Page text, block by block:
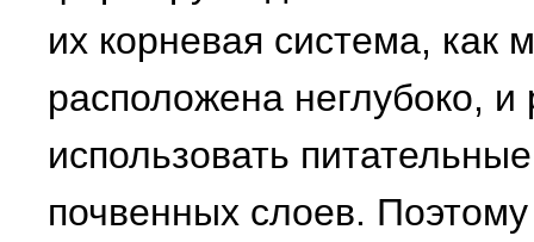
их корневая система, как
расположена неглубоко, и
использовать
почвенных слоев.